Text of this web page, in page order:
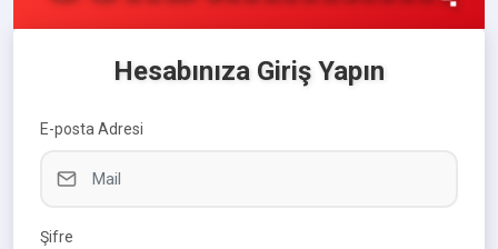
Hesabınıza Giriş Yapın
E-posta Adresi
Şifre